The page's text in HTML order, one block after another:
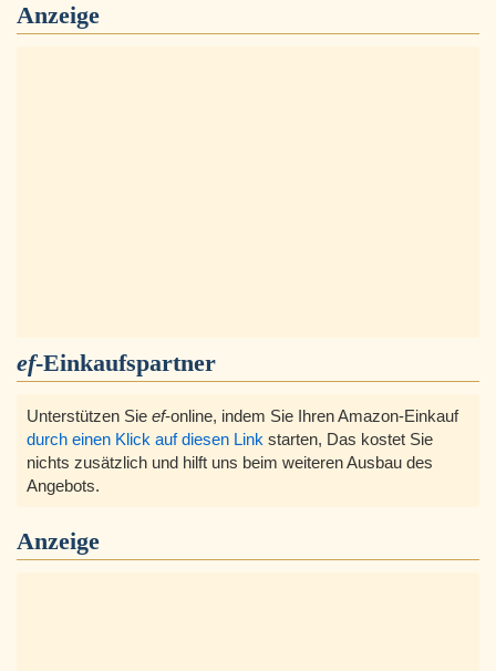
Anzeige
ef-Einkaufspartner
Unterstützen Sie ef-online, indem Sie Ihren Amazon-Einkauf
durch einen Klick auf diesen Link starten, Das kostet Sie
nichts zusätzlich und hilft uns beim weiteren Ausbau des
Angebots.
Anzeige